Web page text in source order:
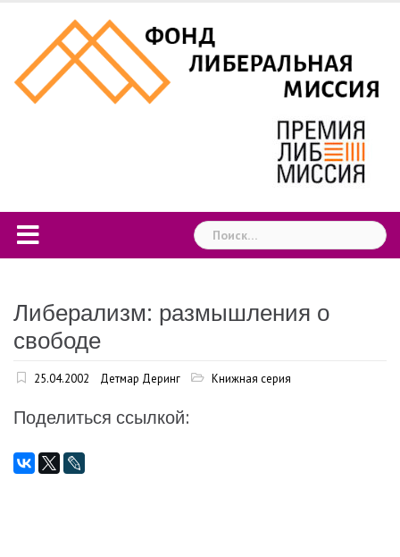
content
Найти:
Либерализм: размышления о
свободе
25.04.2002 Детмар Деринг Книжная серия
Поделиться ссылкой: